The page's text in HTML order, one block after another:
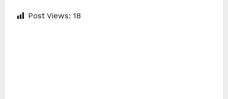
Post Views: 18